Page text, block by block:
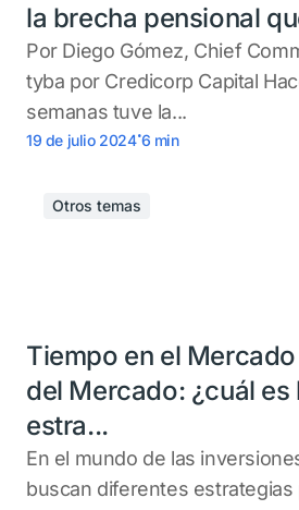
la brecha pensional
Por Diego Gómez, Chief
tyba por Credicorp Capital
semanas tuve la...
19 de julio 2024.6 min
Otros temas
Tiempo en el
del Mercado: ¿cuál es
estra...
En el mundo de las
buscan diferentes estrategias